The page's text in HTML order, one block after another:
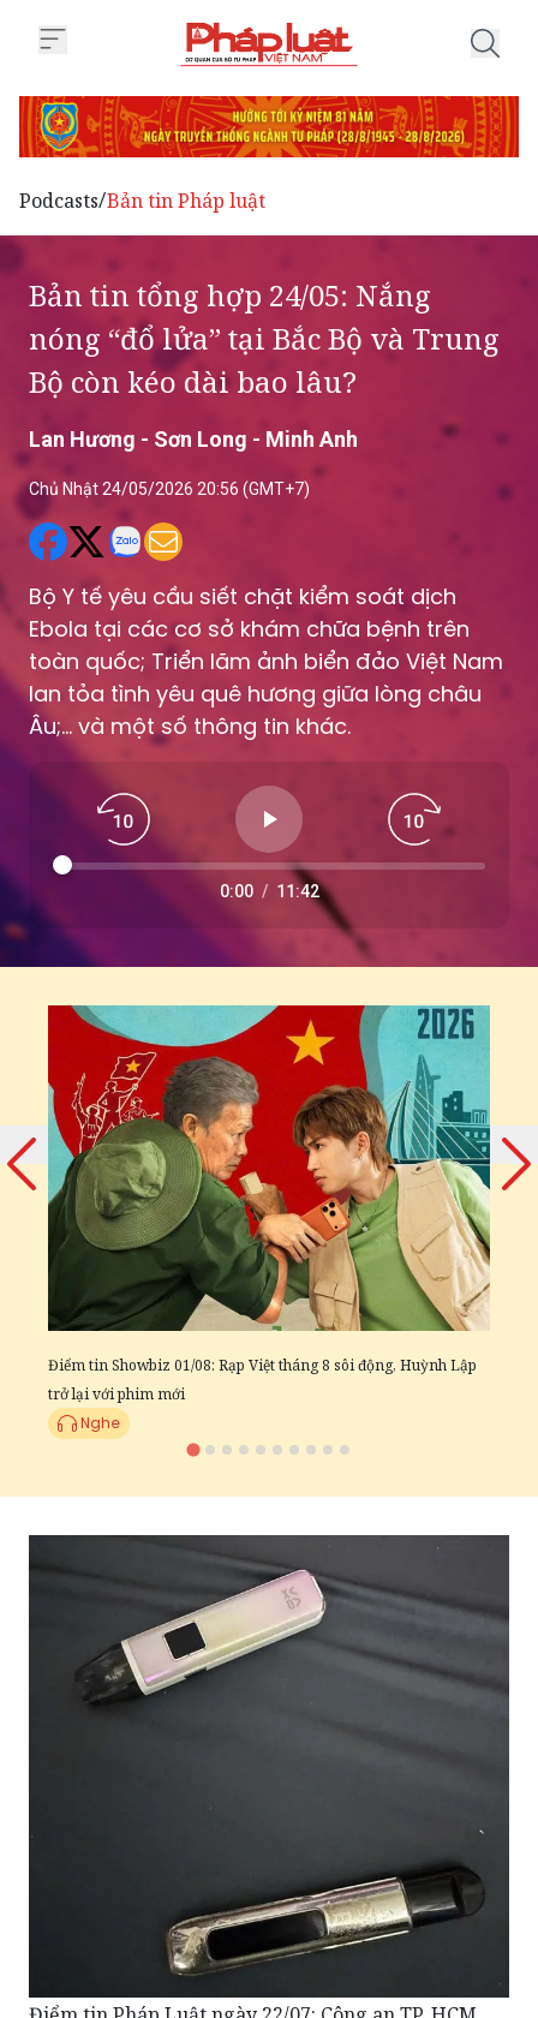
Podcasts/Bản tin Pháp luật
Bản tin tổng hợp 24/05: Nắng
nóng “đổ lửa” tại Bắc Bộ và Trung
Bộ còn kéo dài bao lâu?
Lan Hương - Sơn Long - Minh Anh
Chủ Nhật 24/05/2026 20:56 (GMT+7)
Bộ Y tế yêu cầu siết chặt kiểm soát dịch
Ebola tại các cơ sở khám chữa bệnh trên
toàn quốc; Triển lãm ảnh biển đảo Việt Nam
lan tỏa tình yêu quê hương giữa lòng châu
Âu;... và một số thông tin khác.
0:00 / 11:42
Điểm tin Showbiz 01/08: Rạp Việt tháng 8 sôi động, Huỳnh Lập
trở lại với phim mới
Nghe